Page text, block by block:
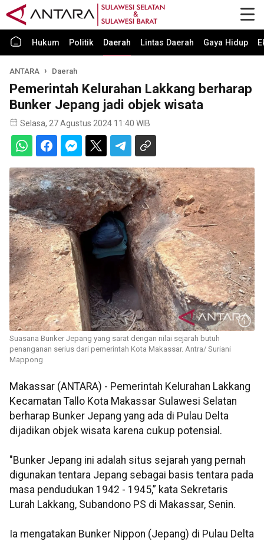
Hukum Politik Daerah Lintas Daerah Gaya Hidup
ANTARA Daerah
Pemerintah Kelurahan Lakkang berharap
Bunker Jepang jadi objek wisata
Selasa, 27 Agustus 2024 11:40 WIB
Suasana Bunker Jepang yang sarat dengan nilai sejarah butuh
penanganan serius dari pemerintah Kota Makassar. Antra/ Suriani
Mappong
Makassar (ANTARA) - Pemerintah Kelurahan Lakkang
Kecamatan Tallo Kota Makassar Sulawesi Selatan
berharap Bunker Jepang yang ada di Pulau Delta
dijadikan objek wisata karena cukup potensial.
"Bunker Jepang ini adalah situs sejarah yang pernah
digunakan tentara Jepang sebagai basis tentara pada
masa pendudukan 1942 - 1945,” kata Sekretaris
Lurah Lakkang, Subandono PS di Makassar, Senin.
Ia mengatakan Bunker Nippon (Jepang) di Pulau Delta